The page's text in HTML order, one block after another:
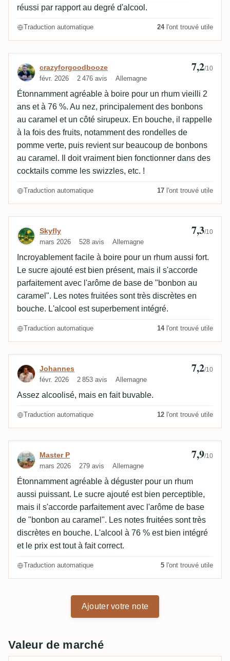
réussi par rapport au degré d'alcool.
Traduction automatique 24l'ont trouvé utile
Avis de crazyforgoodbooze
crazyforgoodbooze
févr. 2026 2 476 avis Allemagne
7,2/10
Étonnamment agréable à boire pour un rhum vieilli 2
ans et à 76 %. Au nez, principalement des bonbons
au caramel et un côté sirupeux. En bouche, il rappelle
à la fois des fruits, notamment des rondelles de
pomme verte, puis revient sur beaucoup de bonbons
au caramel. Il doit vraiment bien fonctionner dans des
cocktails comme les swizzles, etc. !
Traduction automatique 17 l'ont trouvé utile
Avis de Skyfly
Skyfly
mars 2026 528 avis Allemagne
7,3/10
Incroyablement facile à boire pour un rhum aussi fort.
Le sucre ajouté est bien présent, mais il s'accorde
parfaitement avec l'arôme de base de "bonbon au
caramel". Les notes fruitées sont très discrètes en
bouche. L'alcool est superbement intégré.
Traduction automatique 14l'ont trouvé utile
Avis de Johannes
Johannes
févr. 2026 2 853 avis Allemagne
7,2/10
Assez alcoolisé, mais en fait buvable.
Traduction automatique 12 l'ont trouvé utile
Avis de Master P
Master P
mars 2026 279 avis Allemagne
7,9/10
Étonnamment agréable à déguster pour un rhum
aussi puissant. Le sucre ajouté est bien perceptible,
mais il s'accorde parfaitement avec l'arôme de base
de "bonbon au caramel". Les notes fruitées sont très
discrètes en bouche. L'alcool à 76 % est bien intégré
et le prix est tout à fait correct.
Traduction automatique 5 l'ont trouvé utile
Ajouter votre note
Valeur de marché